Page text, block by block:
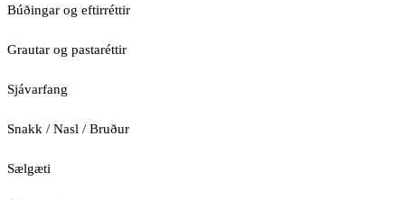
Búðingar og eftirréttir
Grautar og pastaréttir
Sjávarfang
Snakk / Nasl / Bruður
Sælgæti